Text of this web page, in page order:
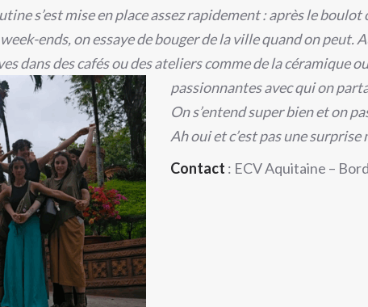
s’est mise en place assez rapidement : après le boulot
ends, on essaye de bouger de la ville quand on peut.
dans des cafés ou des ateliers comme de la céramique
passionnantes avec qui on
On s’entend super bien et on
Ah oui et c’est pas une
Contact : ECV Aquitaine –